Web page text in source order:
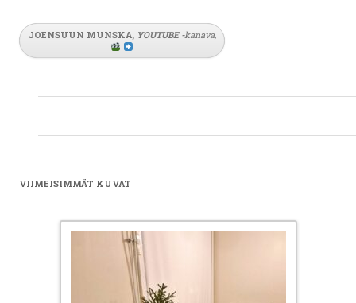
JOENSUUN MUNSKA, YOUTUBE -kanava,
VIIMEISIMMÄT KUVAT